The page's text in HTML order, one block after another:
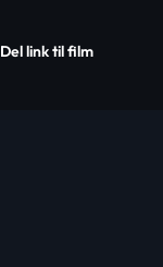
Del link til film